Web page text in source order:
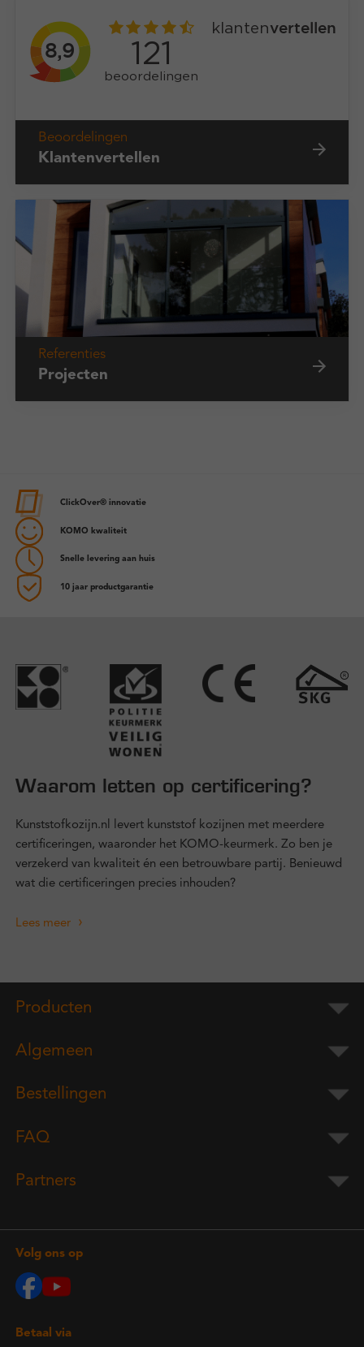
Beoordelingen
Klantenvertellen
Referenties
Projecten
ClickOver® innovatie
KOMO kwaliteit
Snelle levering aan huis
10 jaar productgarantie
Waarom letten op certificering?
Kunststofkozijn.nl levert kunststof kozijnen met meerdere
certificeringen, waaronder het KOMO-keurmerk. Zo ben je
verzekerd van kwaliteit én een betrouwbare partij. Benieuwd
wat die certificeringen precies inhouden?
Lees meer
Producten
Algemeen
Bestellingen
FAQ
Partners
Volg ons op
Betaal via